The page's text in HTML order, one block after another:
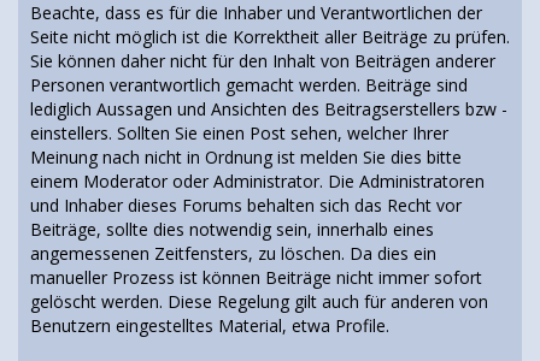
Beachte, dass es für die Inhaber und Verantwortlichen der
Seite nicht möglich ist die Korrektheit aller Beiträge zu prüfen.
Sie können daher nicht für den Inhalt von Beiträgen anderer
Personen verantwortlich gemacht werden. Beiträge sind
lediglich Aussagen und Ansichten des Beitragserstellers bzw -
einstellers. Sollten Sie einen Post sehen, welcher Ihrer
Meinung nach nicht in Ordnung ist melden Sie dies bitte
einem Moderator oder Administrator. Die Administratoren
und Inhaber dieses Forums behalten sich das Recht vor
Beiträge, sollte dies notwendig sein, innerhalb eines
angemessenen Zeitfensters, zu löschen. Da dies ein
manueller Prozess ist können Beiträge nicht immer sofort
gelöscht werden. Diese Regelung gilt auch für anderen von
Benutzern eingestelltes Material, etwa Profile.